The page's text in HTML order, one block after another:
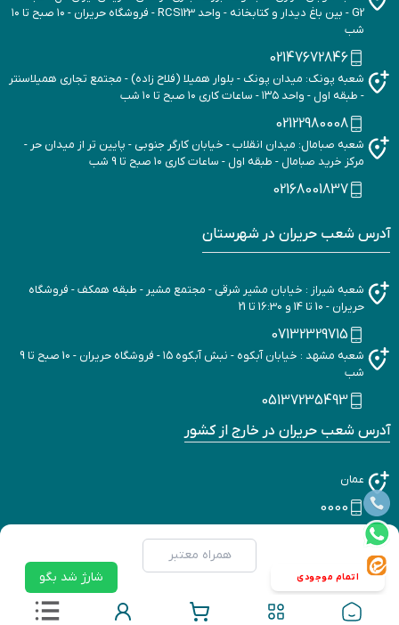
اتمام موجودی شارژ شد بگو
G2 - بین باغ دیدار و کتابخانه - واحد RCS123 - فروشگاه حریران - ۱۰ صبح تا ۱۰
شب
02147672846
شعبه پونک: میدان پونک - بلوار همیلا (فلاح زاده) - مجتمع تجاری همیلاسنتر
- طبقه اول - واحد ۱۳۵ - ساعات کاری ۱۰ صبح تا ۱۰ شب
02122980008
شعبه صبامال: میدان انقلاب - خیابان کارگر جنوبی - پایین تر از میدان حر -
مرکز خرید صبامال - طبقه اول - ساعات کاری ۱۰ صبح تا 9 شب
02168001837
آدرس شعب حریران در شهرستان
شعبه شیراز : خیابان مشیر شرقی - مجتمع مشیر - طبقه همکف - فروشگاه
حریران - 10 تا 14 و 16:30 تا 21
07132329715
شعبه مشهد : خیابان آبکوه - نبش آبکوه ۱۵ - فروشگاه حریران - 10 صبح تا 9
شب
05137235493
آدرس شعب حریران در خارج از کشور
عمان
0000
برگشت به بالا